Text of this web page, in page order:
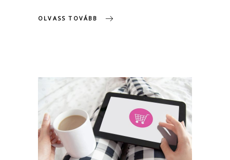
OLVASS TOVÁBB